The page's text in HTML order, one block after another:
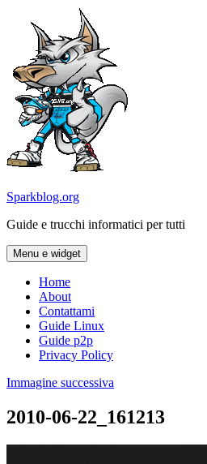
contenuto
Sparkblog.org
Guide e trucchi informatici per tutti
Menu e widget
Home
About
Contattami
Guide Linux
Guide p2p
Privacy Policy
Immagine successiva
2010-06-22_161213